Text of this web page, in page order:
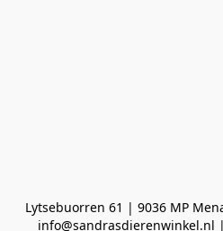
Lytsebuorren 61 | 9036 MP
info@sandrasdierenwinkel.nl